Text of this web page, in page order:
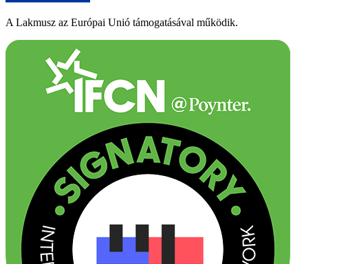
A Lakmusz az Európai Unió támogatásával működik.